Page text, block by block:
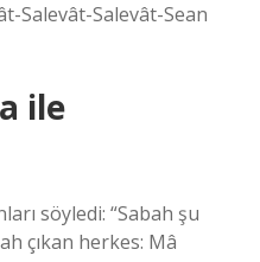
Salevât-Salevât-Sean
ile
söyledi: “Sabah şu
çıkan herkes: Mâ